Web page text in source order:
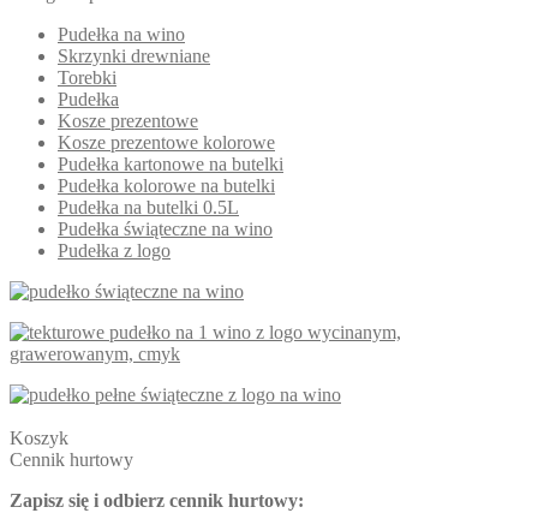
Pudełka na wino
Skrzynki drewniane
Torebki
Pudełka
Kosze prezentowe
Kosze prezentowe kolorowe
Pudełka kartonowe na butelki
Pudełka kolorowe na butelki
Pudełka na butelki 0.5L
Pudełka świąteczne na wino
Pudełka z logo
Koszyk
Cennik hurtowy
Zapisz się i odbierz cennik hurtowy: